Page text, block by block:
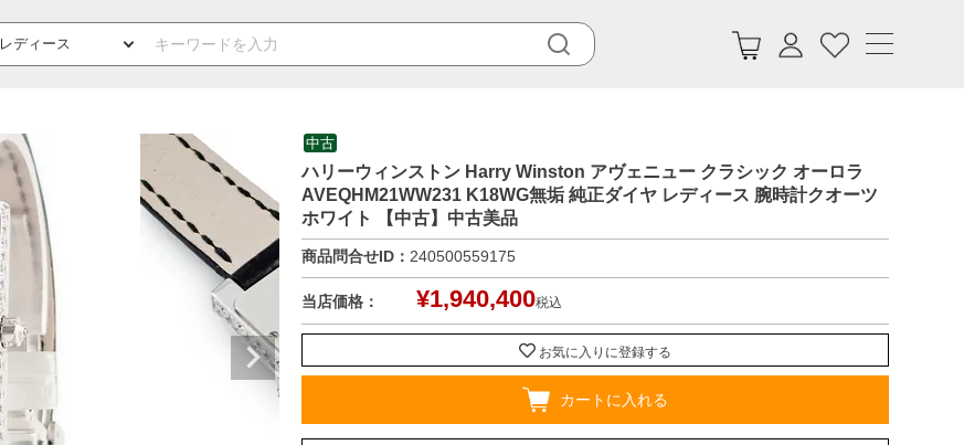
中古
ハリーウィンストン Harry Winston アヴェニュー クラシック オーロラ
AVEQHM21WW231 K18WG無垢 純正ダイヤ レディース 腕時計クオーツ
ホワイト 【中古】中古美品
商品問合せID： 240500559175
当店価格： ¥1,940,400税込
お気に入りに登録する
カートに入れる